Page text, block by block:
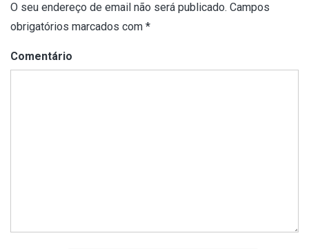
O seu endereço de email não será publicado. Campos
obrigatórios marcados com *
Comentário